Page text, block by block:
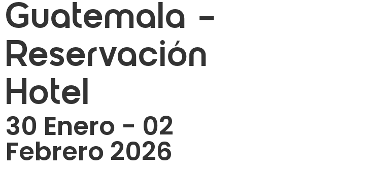
Guatemala –
Reservación
Hotel
30 Enero - 02
Febrero 2026